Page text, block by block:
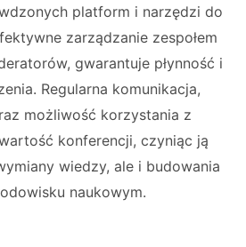
platform i narzędzi do
zarządzanie zespołem
gwarantuje płynność i
Regularna komunikacja,
możliwość korzystania z
konferencji, czyniąc ją
wiedzy, ale i budowania
naukowym.